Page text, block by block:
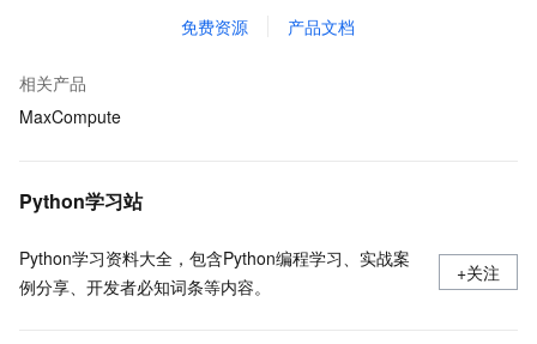
免费资源 产品文档
相关产品
MaxCompute
Python学习站
Python学习资料大全，包含Python编程学习、实战案
例分享、开发者必知词条等内容。
+关注